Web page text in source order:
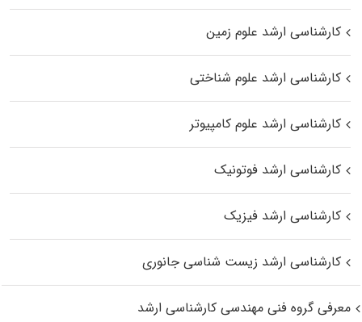
کارشناسی ارشد علوم زمین
کارشناسی ارشد علوم شناختی
کارشناسی ارشد علوم کامپیوتر
کارشناسی ارشد فوتونیک
کارشناسی ارشد فیزیک
کارشناسی ارشد زیست‌ شناسی جانوری
معرفی گروه فنی مهندسی کارشناسی ارشد